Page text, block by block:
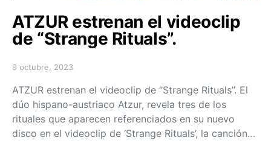
ATZUR estrenan el videoclip
de “Strange Rituals”.
Posted on
9 octubre, 2023
ATZUR estrenan el videoclip de “Strange Rituals”. El
dúo hispano-austriaco Atzur, revela tres de los
rituales que aparecen referenciados en su nuevo
disco en el videoclip de ‘Strange Rituals’, la canción…